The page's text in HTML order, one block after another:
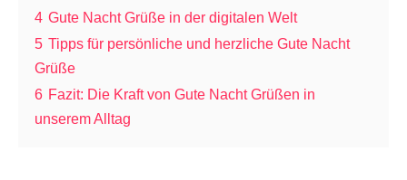
4 Gute Nacht Grüße in der digitalen Welt
5 Tipps für persönliche und herzliche Gute Nacht
Grüße
6 Fazit: Die Kraft von Gute Nacht Grüßen in
unserem Alltag